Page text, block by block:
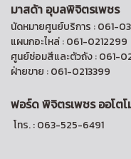
มาสด้า อุบลพิจิตรเพชร
นัดหมายศูนย์บริการ : 061-
แผนกอะไหล่ : 061-0212299
ศูนย์ซ่อมสีและตัวถัง : 061-
ฝ่ายขาย : 061-0213399
ฟอร์ด พิจิตรเพชร ออโต
โทร. : 063-525-6491